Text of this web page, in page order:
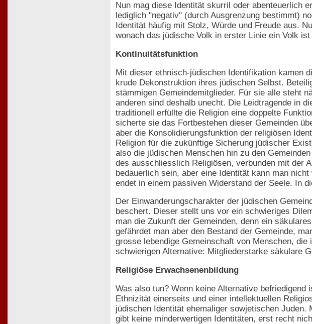
Nun mag diese Identität skurril oder abenteuerlich
lediglich "negativ" (durch Ausgrenzung bestimmt)
Identität häufig mit Stolz, Würde und Freude aus.
wonach das jüdische Volk in erster Linie ein Volk
Kontinuitätsfunktion
Mit dieser ethnisch-jüdischen Identifikation kamen
krude Dekonstruktion ihres jüdischen Selbst.
stämmigen Gemeindemitglieder. Für sie alle steht
anderen sind deshalb unecht. Die Leidtragende in
traditionell erfüllte die Religion eine doppelte
sicherte sie das Fortbestehen dieser Gemeinden
aber die Konsolidierungsfunktion der religiösen
Religion für die zukünftige Sicherung jüdischer
also die jüdischen Menschen hin zu den
des ausschliesslich Religiösen, verbunden mit der
bedauerlich sein, aber eine Identität kann man
endet in einem passiven Widerstand der Seele. In
Der Einwanderungscharakter der jüdischen
beschert. Dieser stellt uns vor ein schwieriges
man die Zukunft der Gemeinden, denn ein
gefährdet man aber den Bestand der Gemeinde,
grosse lebendige Gemeinschaft von Menschen,
schwierigen Alternative: Mitgliederstarke säkulare
Religiöse Erwachsenenbildung
Was also tun? Wenn keine Alternative
Ethnizität einerseits und einer intellektuellen
jüdischen Identität ehemaliger sowjetischen
gibt keine minderwertigen Identitäten, erst recht